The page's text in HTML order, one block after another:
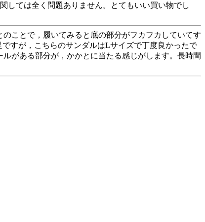
しては全く問題ありません。とてもいい買い物でし
ことで，履いてみると底の部分がフカフカしていてす
すが，こちらのサンダルはLサイズで丁度良かったで
がある部分が，かかとに当たる感じがします。長時間